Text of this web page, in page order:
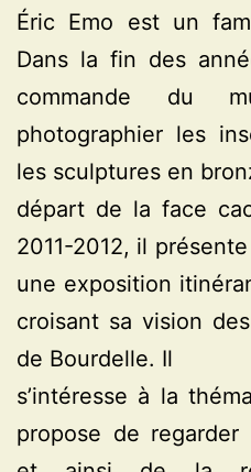
Éric Emo est un
Dans la fin des
commande du
photographier les
les sculptures en
départ de la face
2011-2012, il
une exposition
croisant sa vision
de Bourdelle. Il
s’intéresse à la
propose de